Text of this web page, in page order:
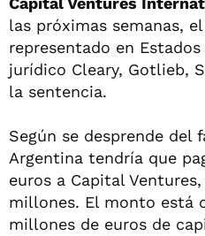
las próximas semanas,
representado en
jurídico Cleary, Gotlieb,
la sentencia.
Según se desprende del
Argentina tendría que
euros a Capital
millones. El monto está
millones de euros de